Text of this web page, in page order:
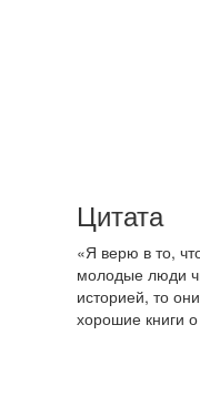
Цитата
«Я верю в то,
молодые люди
историей, то
хорошие книги